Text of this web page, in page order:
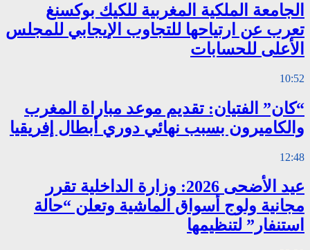
الجامعة الملكية المغربية للكيك بوكسنغ
تعرب عن ارتياحها للتجاوب الإيجابي للمجلس
الأعلى للحسابات
10:52
“كان” الفتيان: تقديم موعد مباراة المغرب
والكاميرون بسبب نهائي دوري أبطال إفريقيا
12:48
عيد الأضحى 2026: وزارة الداخلية تقرر
مجانية ولوج أسواق الماشية وتعلن “حالة
استنفار” لتنظيمها